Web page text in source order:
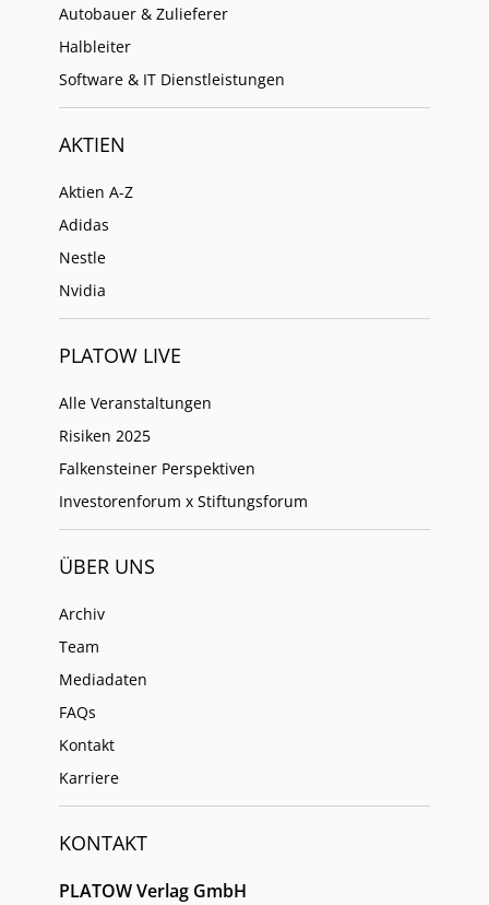
Autobauer & Zulieferer
Halbleiter
Software & IT Dienstleistungen
AKTIEN
Aktien A-Z
Adidas
Nestle
Nvidia
PLATOW LIVE
Alle Veranstaltungen
Risiken 2025
Falkensteiner Perspektiven
Investorenforum x Stiftungsforum
ÜBER UNS
Archiv
Team
Mediadaten
FAQs
Kontakt
Karriere
KONTAKT
PLATOW Verlag GmbH